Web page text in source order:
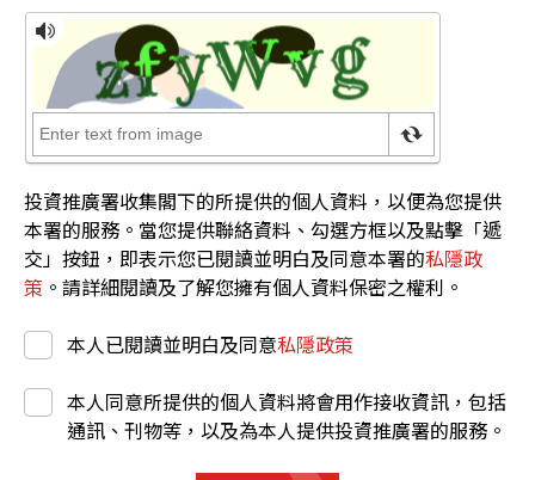
投資推廣署收集閣下的所提供的個人資料，以便為您提供
本署的服務。當您提供聯絡資料、勾選方框以及點擊「遞
交」按鈕，即表示您已閱讀並明白及同意本署的私隱政
策 。請詳細閱讀及了解您擁有個人資料保密之權利。
本人已閱讀並明白及同意私隱政策
本人同意所提供的個人資料將會用作接收資訊，包括
通訊、刊物等，以及為本人提供投資推廣署的服務。